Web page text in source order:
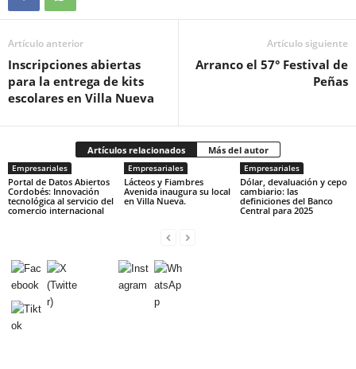
Artículo anterior
Inscripciones abiertas
para la entrega de kits
escolares en Villa Nueva
Artículo siguiente
Arranco el 57° Festival de
Peñas
Artículos relacionados Más del autor
Empresariales
Portal de Datos Abiertos
Cordobés: Innovación
tecnológica al servicio del
comercio internacional
Empresariales
Lácteos y Fiambres
Avenida inaugura su local
en Villa Nueva.
Empresariales
Dólar, devaluación y cepo
cambiario: las
definiciones del Banco
Central para 2025